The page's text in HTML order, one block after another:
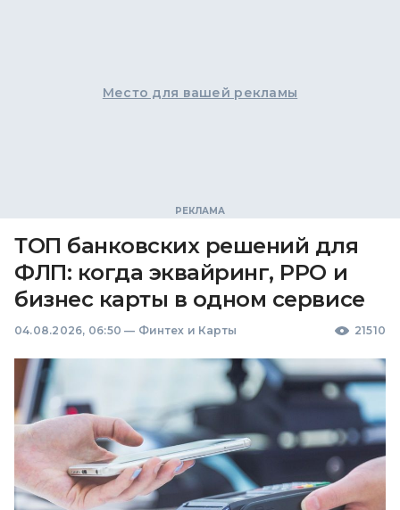
Место для вашей рекламы
ТОП банковских решений для
ФЛП: когда эквайринг, РРО и
бизнес карты в одном сервисе
04.08.2026, 06:50 — Финтех и Карты 21510